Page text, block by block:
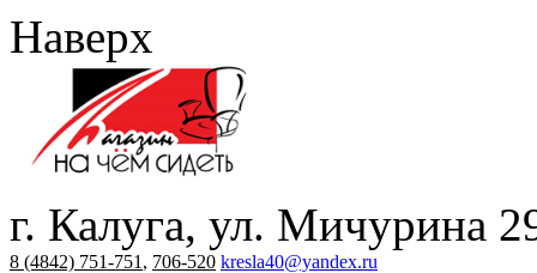
Наверх
г. Калуга, ул. Мичурина
8 (4842) 751-751 , 706-520 kresla40@yandex.ru